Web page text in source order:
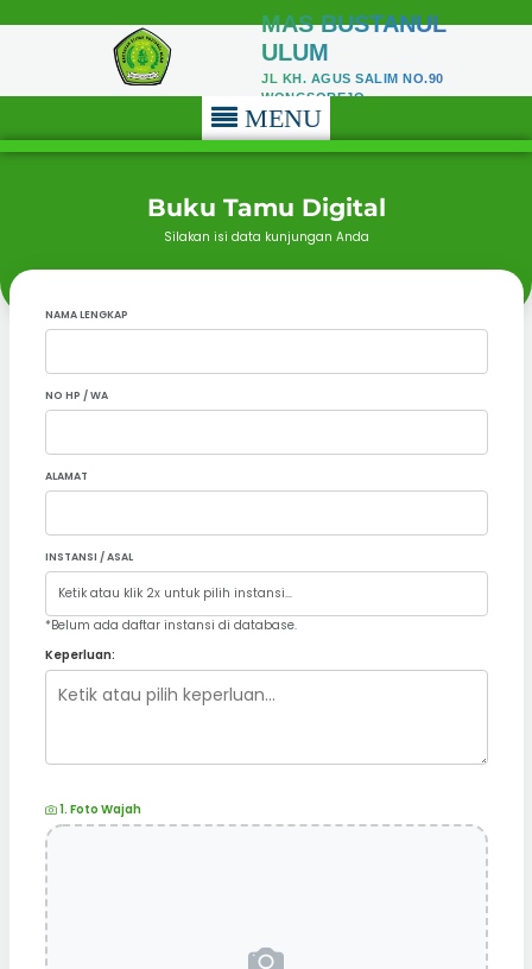
MAS BUSTANUL
ULUM
JL KH. AGUS SALIM NO.90
WONGSOREJO
MENU
Buku Tamu Digital
Silakan isi data kunjungan Anda
NAMA LENGKAP
NO HP / WA
ALAMAT
INSTANSI / ASAL
*Belum ada daftar instansi di database.
Keperluan:
1. Foto Wajah